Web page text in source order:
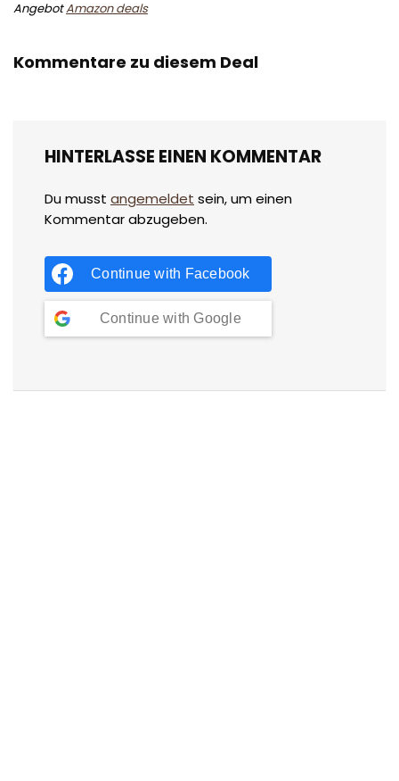
AngebotAmazon deals
Kommentare zu diesem Deal
HINTERLASSE EINEN KOMMENTAR
Du musst angemeldet sein, um einen
Kommentar abzugeben.
Continue with Facebook
Continue with Google